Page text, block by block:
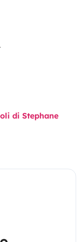
di Stephane